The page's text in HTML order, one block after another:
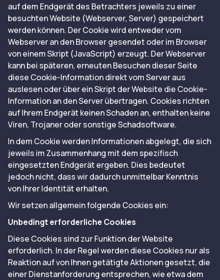
auf dem Endgerät des Betrachters jeweils zu einer
besuchten Website (Webserver, Server) gespeichert
werden können. Der Cookie wird entweder vom
Webserver an den Browser gesendet oder im Browser
von einem Skript (JavaScript) erzeugt. Der Webserver
kann bei späteren, erneuten Besuchen dieser Seite
diese Cookie-Information direkt vom Server aus
auslesen oder über ein Skript der Website die Cookie-
Information an den Server übertragen. Cookies richten
auf Ihrem Endgerät keinen Schaden an, enthalten keine
Viren, Trojaner oder sonstige Schadsoftware.
In dem Cookie werden Informationen abgelegt, die sich
jeweils im Zusammenhang mit dem spezifisch
eingesetzten Endgerät ergeben. Dies bedeutet
jedoch nicht, dass wir dadurch unmittelbar Kenntnis
von Ihrer Identität erhalten.
Wir setzen allgemein folgende Cookies ein:
Unbedingt erforderliche Cookies
Diese Cookies sind zur Funktion der Website
erforderlich. In der Regel werden diese Cookies nur als
Reaktion auf von Ihnen getätigte Aktionen gesetzt, die
einer Dienstanforderung entsprechen, wie etwa dem